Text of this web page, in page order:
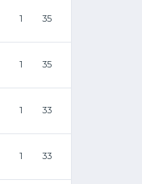
1 35
1 35
1 33
1 33